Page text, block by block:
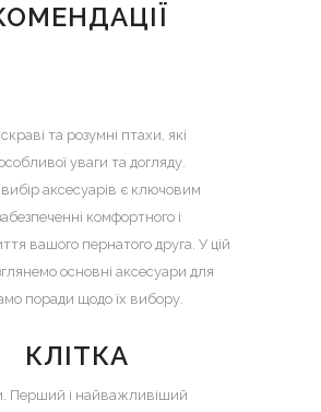
та розумні птахи, які
уваги та догляду.
аксесуарів є ключовим
комфортного і
вашого пернатого друга. У цій
основні аксесуари для
поради щодо їх вибору.
КЛІТКА
Перший і найважливіший